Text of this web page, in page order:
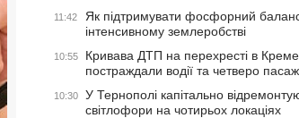
11:42
Як підтримувати фосфорний
інтенсивному землеробстві
10:55
Кривава ДТП на перехресті в
постраждали водії та четверо
10:30
У Тернополі капітально
світлофори на чотирьох локаціях